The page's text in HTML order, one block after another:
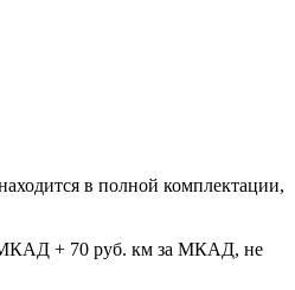
в полной комплектации,
МКАД + 70 руб. км за МКАД, не